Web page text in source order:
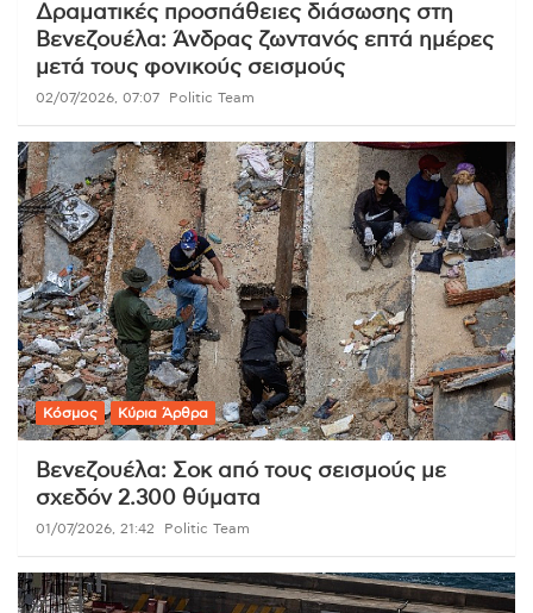
Δραματικές προσπάθειες διάσωσης στη
Βενεζουέλα: Άνδρας ζωντανός επτά ημέρες
μετά τους φονικούς σεισμούς
02/07/2026, 07:07 Politic Team
Κόσμος Κύρια Άρθρα
Βενεζουέλα: Σοκ από τους σεισμούς με
σχεδόν 2.300 θύματα
01/07/2026, 21:42 Politic Team